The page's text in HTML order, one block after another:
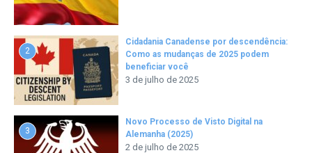
2
Cidadania Canadense por descendência:
Como as mudanças de 2025 podem
beneficiar você
3 de julho de 2025
3
Novo Processo de Visto Digital na
Alemanha (2025)
2 de julho de 2025